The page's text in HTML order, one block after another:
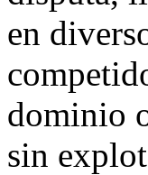
en
dominio
sin